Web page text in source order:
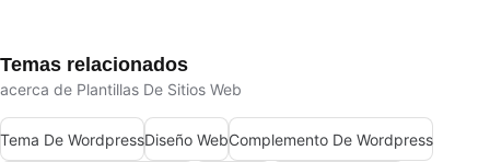
Temas relacionados
acerca de Plantillas De Sitios Web
Tema De WordpressDiseño WebComplemento De Wordpress